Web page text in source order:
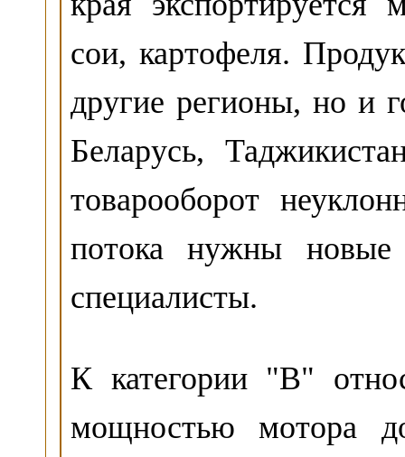
сои, картофеля.
другие регионы, но и
Беларусь,
товарооборот
потока нужны
специалисты.
К категории "B"
мощностью мотора